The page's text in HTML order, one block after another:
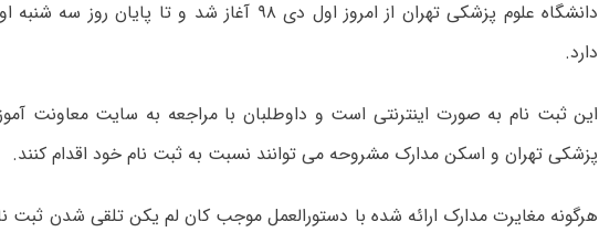
دارد.
این ثبت نام به صورت اینترنتی است و داوطلبان با مراجعه به سایت معاونت
پزشکی تهران و اسکن مدارک مشروحه می توانند نسبت به ثبت نام خود اقدام کنند.
هرگونه مغایرت مدارک ارائه شده با دستورالعمل موجب کان لم یکن تلقی شدن ثبت